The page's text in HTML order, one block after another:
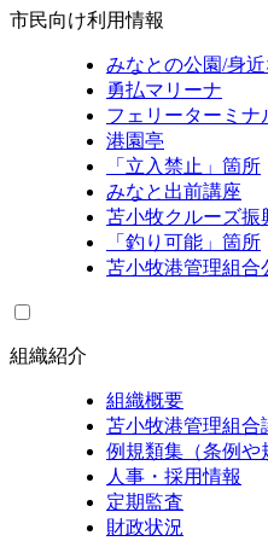
市民向け利用情報
みなとの公園/身
勇払マリーナ
フェリーターミナ
港園亭
「立入禁止」箇所
みなと出前講座
苫小牧クルーズ振
「釣り可能」箇所
苫小牧港管理組合
組織紹介
組織概要
苫小牧港管理組合
例規類集（条例や
人事・採用情報
定期監査
財政状況